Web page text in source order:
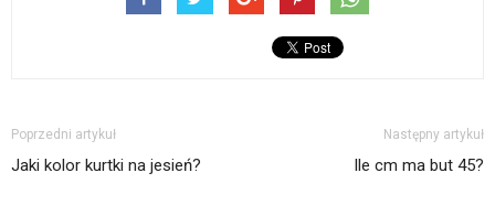
Poprzedni artykuł
Jaki kolor kurtki na jesień?
Następny artykuł
Ile cm ma but 45?